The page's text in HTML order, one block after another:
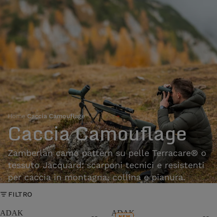
Home›Caccia Camouflage
Caccia Camouflage
Zamberlan camo pattern su pelle Terracare® o
tessuto Jacquard: scarponi tecnici e resistenti
per caccia in montagna, collina e pianura.
FILTRO
ADAK ADAK